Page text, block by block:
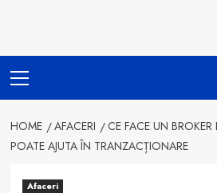
Menu
HOME AFACERI
CE FACE UN
POATE AJUTA ÎN TRANZACȚIONARE
Afaceri